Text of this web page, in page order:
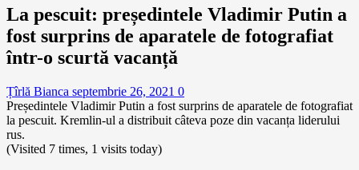
La pescuit: președintele Vladimir Putin a
fost surprins de aparatele de fotografiat
într-o scurtă vacanță
Țîrlă Bianca septembrie 26, 2021 0
Președintele Vladimir Putin a fost surprins de aparatele de fotografiat
la pescuit. Kremlin-ul a distribuit câteva poze din vacanța liderului
rus.
(Visited 7 times, 1 visits today)